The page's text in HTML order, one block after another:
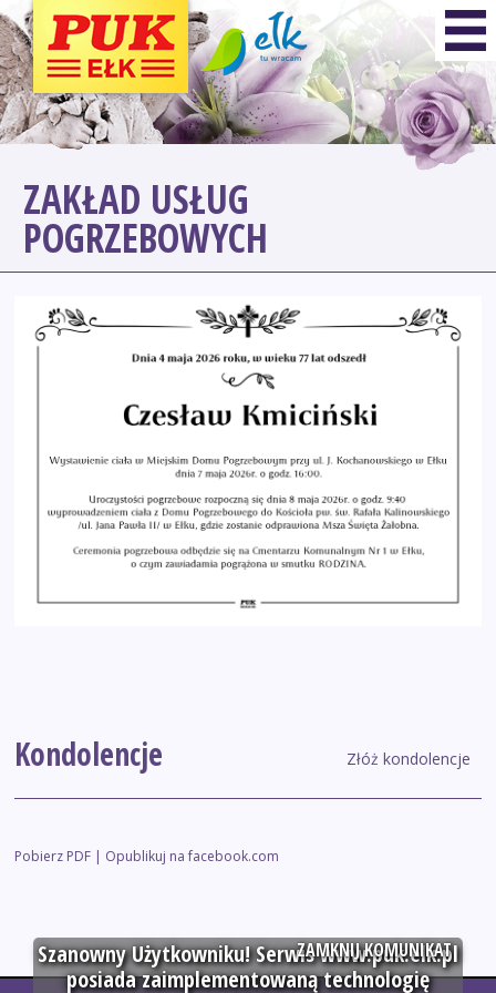
ZAKŁAD USŁUG
POGRZEBOWYCH
Kondolencje Złóż kondolencje
Pobierz PDF | Opublikuj na facebook.com
ZAMKNIJ KOMUNIKAT
Szanowny Użytkowniku! Serwis www.puk.elk.pl
posiada zaimplementowaną technologię